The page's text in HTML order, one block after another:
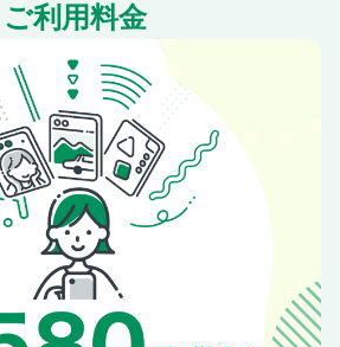
ご利用料金